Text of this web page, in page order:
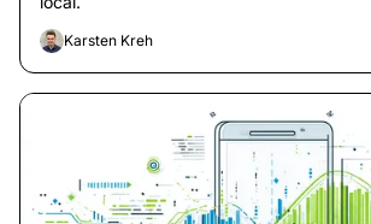
Karsten Kreh